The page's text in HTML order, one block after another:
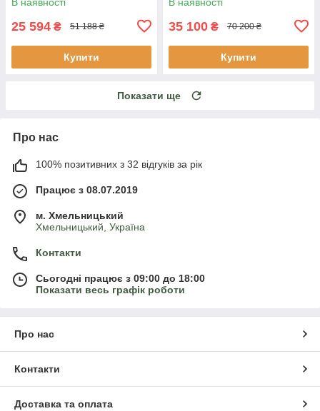
25 594 ₴ 51 188 ₴
Купити
35 100 ₴ 70 200 ₴
Купити
Показати ще
Про нас
100% позитивних з 32 відгуків за рік
Працює з 08.07.2019
м. Хмельницький
Хмельницький, Україна
Контакти
Сьогодні працює з 09:00 до 18:00
Показати весь графік роботи
Про нас
Контакти
Доставка та оплата